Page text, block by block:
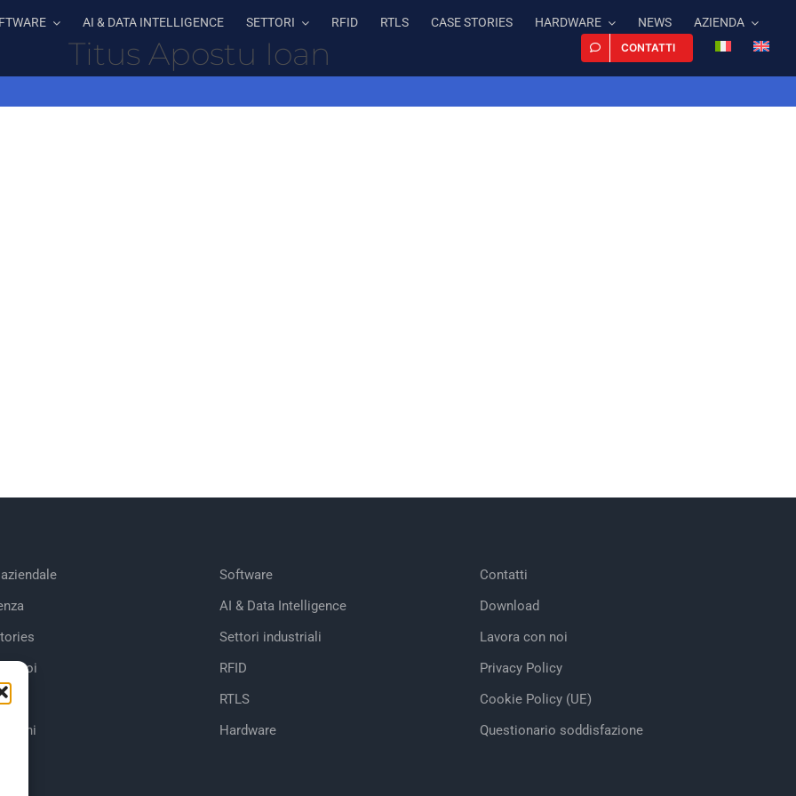
AI & DATA INTELLIGENCE SETTORI RFID RTLS CASE STORIES HARDWARE NEWS AZIENDA
CONTATTI
Titus Apostu Ioan
di noi
Software
AI & Data Intelligence
Settori industriali
RFID
RTLS
Hardware
Contatti
Download
Lavora con noi
Privacy Policy
Cookie Policy (UE)
Questionario soddisfazione